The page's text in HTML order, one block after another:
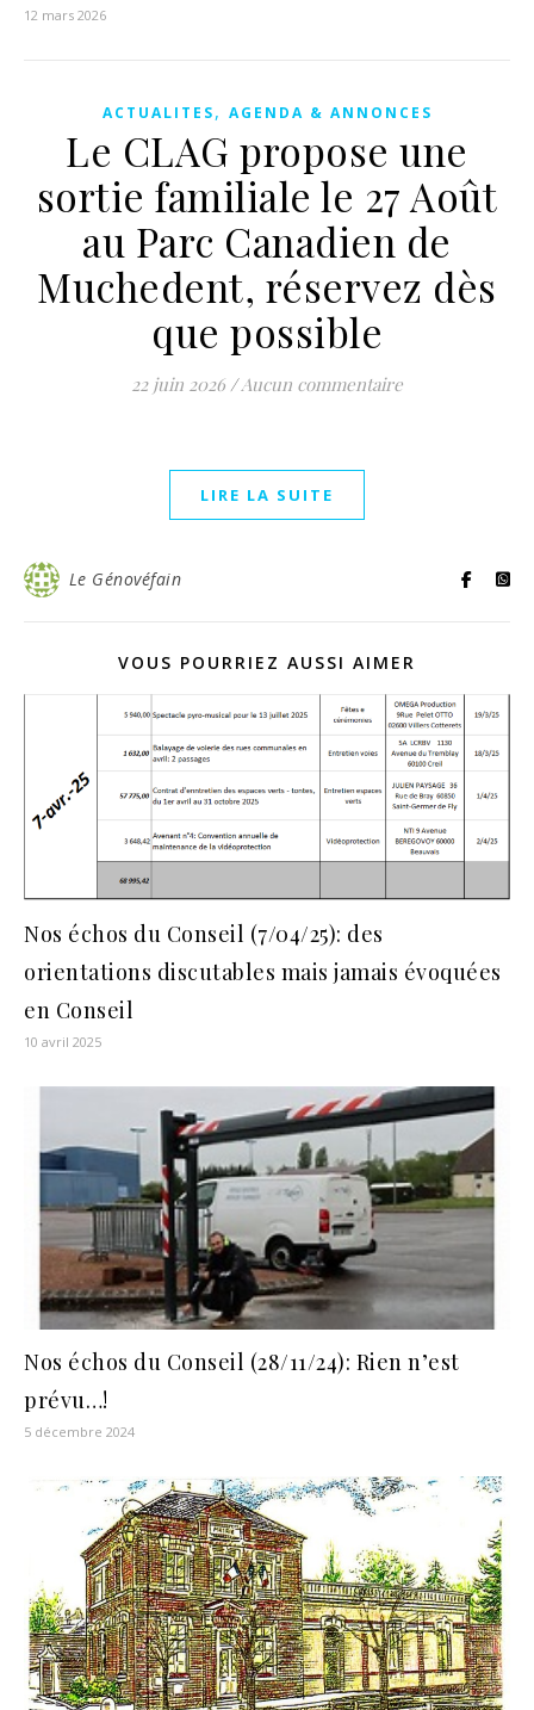
12 mars 2026
ACTUALITES, AGENDA & ANNONCES
Le CLAG propose une
sortie familiale le 27 Août
au Parc Canadien de
Muchedent, réservez dès
que possible
22 juin 2026 /Aucun commentaire
LIRE LA SUITE
Le Génovéfain
VOUS POURRIEZ AUSSI AIMER
Nos échos du Conseil (7/04/25): des
orientations discutables mais jamais évoquées
en Conseil
10 avril 2025
Nos échos du Conseil (28/11/24): Rien n’est
prévu…!
5 décembre 2024